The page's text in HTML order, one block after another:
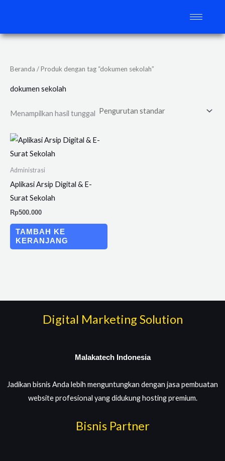
konten
Beranda / Produk dengan tag “dokumen sekolah”
dokumen sekolah
Menampilkan hasil tunggal
Administrasi
Aplikasi Arsip Digital & E-
Surat Sekolah
Rp500.000
TAMBAH KE
KERANJANG
Digital Marketing Solution
Malakatech Indonesia
Jadikan bisnis Anda lebih menguntungkan dengan jasa pembuatan
website profesional yang didukung hosting premium.
Bisnis Partner